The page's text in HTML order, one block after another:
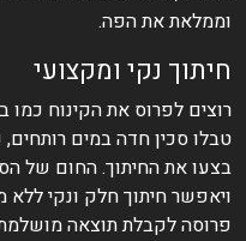
וממלאת את הפה.
חיתוך נקי ומקצועי
רוצים לפרוס את הקינוח כמו
טבלו סכין חדה במים רותחים,
בצעו את החיתוך. החום של
ויאפשר חיתוך חלק ונקי ללא
פרוסה לקבלת תוצאה